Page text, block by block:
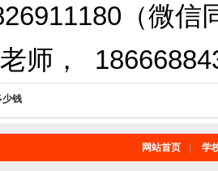
（微信
师 ，
少钱
网站首页 学